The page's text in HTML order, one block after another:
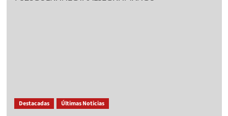
Destacadas Últimas Noticias